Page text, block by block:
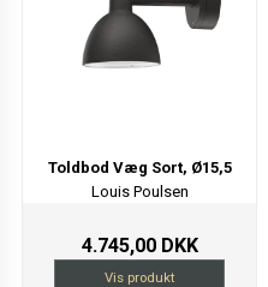
Toldbod Væg Sort, Ø15,5
Louis Poulsen
4.745,00 DKK
Vis produkt